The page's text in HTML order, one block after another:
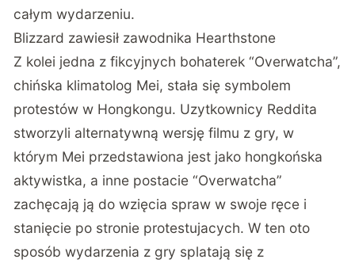
całym wydarzeniu.
Blizzard zawiesił zawodnika Hearthstone
Z kolei jedna z fikcyjnych bohaterek “Overwatcha”,
chińska klimatolog Mei, stała się symbolem
protestów w Hongkongu. Uzytkownicy Reddita
stworzyli alternatywną wersję filmu z gry, w
którym Mei przedstawiona jest jako hongkońska
aktywistka, a inne postacie “Overwatcha”
zachęcają ją do wzięcia spraw w swoje ręce i
stanięcie po stronie protestujacych. W ten oto
sposób wydarzenia z gry splatają się z